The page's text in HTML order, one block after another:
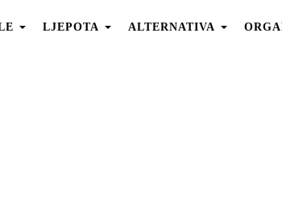
LJEPOTA ALTERNATIVA